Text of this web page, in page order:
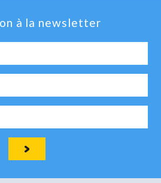
à la newsletter